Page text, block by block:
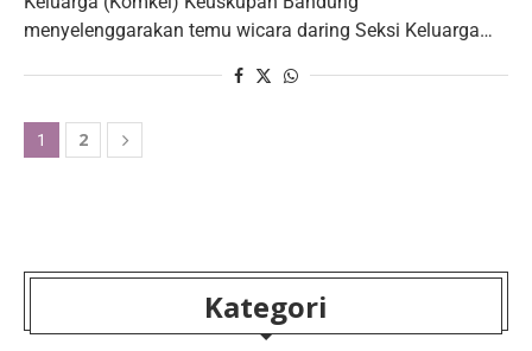
menyelenggarakan temu wicara daring Seksi Keluarga…
1 2
Kategori